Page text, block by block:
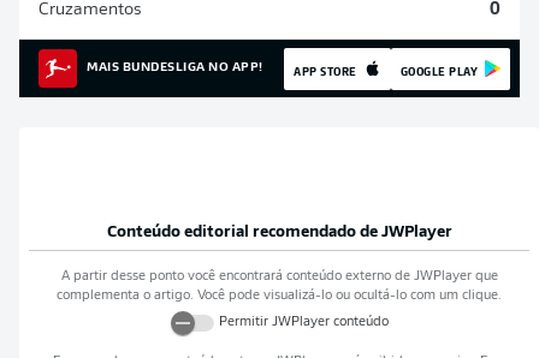
Cruzamentos 0
MAIS BUNDESLIGA NO APP! APP STORE GOOGLE PLAY
Conteúdo editorial recomendado de JWPlayer
A partir desse ponto você encontrará conteúdo externo de JWPlayerque
complementa o artigo. Você pode visualizá-lo ou ocultá-lo com um clique.
Permitir JWPlayerconteúdo